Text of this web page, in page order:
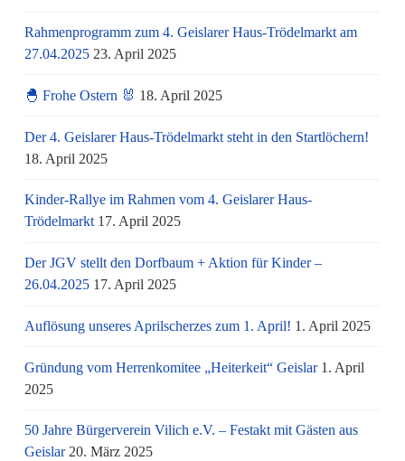
Rahmenprogramm zum 4. Geislarer Haus-Trödelmarkt am
27.04.2025 23. April 2025
🐣 Frohe Ostern 🐰 18. April 2025
Der 4. Geislarer Haus-Trödelmarkt steht in den Startlöchern!
18. April 2025
Kinder-Rallye im Rahmen vom 4. Geislarer Haus-
Trödelmarkt 17. April 2025
Der JGV stellt den Dorfbaum + Aktion für Kinder –
26.04.2025 17. April 2025
Auflösung unseres Aprilscherzes zum 1. April! 1. April 2025
Gründung vom Herrenkomitee „Heiterkeit“ Geislar 1. April
2025
50 Jahre Bürgerverein Vilich e.V. – Festakt mit Gästen aus
Geislar 20. März 2025